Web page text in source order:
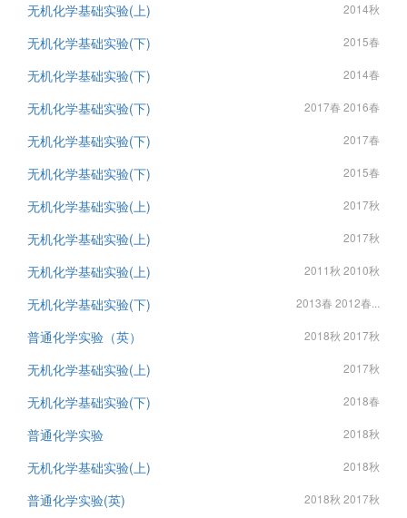
无机化学基础实验(上) 2014秋
无机化学基础实验(下) 2015春
无机化学基础实验(下) 2014春
无机化学基础实验(下) 2017春 2016春
无机化学基础实验(下) 2017春
无机化学基础实验(下) 2015春
无机化学基础实验(上) 2017秋
无机化学基础实验(上) 2017秋
无机化学基础实验(上) 2011秋 2010秋
无机化学基础实验(下) 2013春 2012春...
普通化学实验（英） 2018秋 2017秋
无机化学基础实验(上) 2017秋
无机化学基础实验(下) 2018春
普通化学实验 2018秋
无机化学基础实验(上) 2018秋
普通化学实验(英) 2018秋 2017秋